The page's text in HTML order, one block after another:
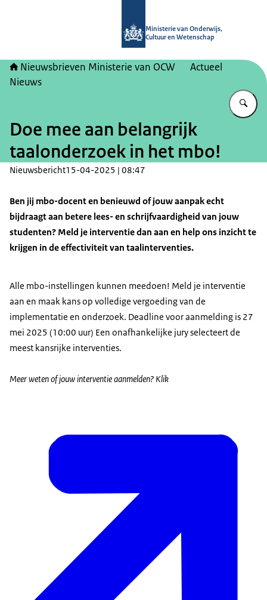
Ministerie van Onderwijs,
Cultuur en Wetenschap
Nieuwsbrieven Ministerie van OCW
Actueel
Nieuws
Doe mee aan belangrijk
taalonderzoek in het mbo!
Nieuwsbericht15-04-2025 | 08:47
Ben jij mbo-docent en benieuwd of jouw aanpak echt
bijdraagt aan betere lees- en schrijfvaardigheid van jouw
studenten? Meld je interventie dan aan en help ons inzicht te
krijgen in de effectiviteit van taalinterventies.
Alle mbo-instellingen kunnen meedoen! Meld je interventie
aan en maak kans op volledige vergoeding van de
implementatie en onderzoek. Deadline voor aanmelding is 27
mei 2025 (10:00 uur) Een onafhankelijke jury selecteert de
meest kansrijke interventies.
Meer weten of jouw interventie aanmelden? Klik